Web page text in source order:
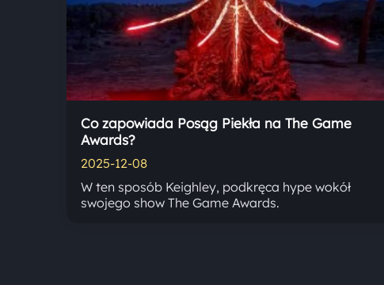
Co zapowiada Posąg Piekła na The Game
Awards?
2025-12-08
W ten sposób Keighley, podkręca hype wokół
swojego show The Game Awards.